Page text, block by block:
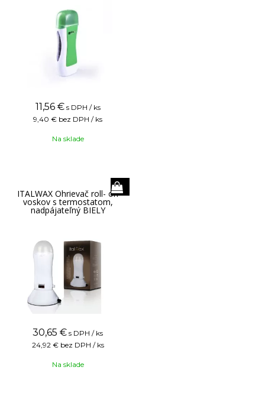
11,56 € s DPH / ks
9,40 € bez DPH / ks
Na sklade
ITALWAX Ohrievač roll- on
voskov s termostatom,
nadpájateľný BIELY
30,65 € s DPH / ks
24,92 € bez DPH / ks
Na sklade